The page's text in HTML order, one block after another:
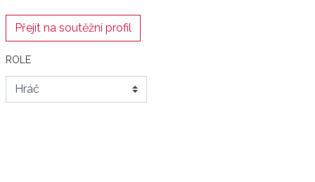
Přejít na soutěžní profil
ROLE